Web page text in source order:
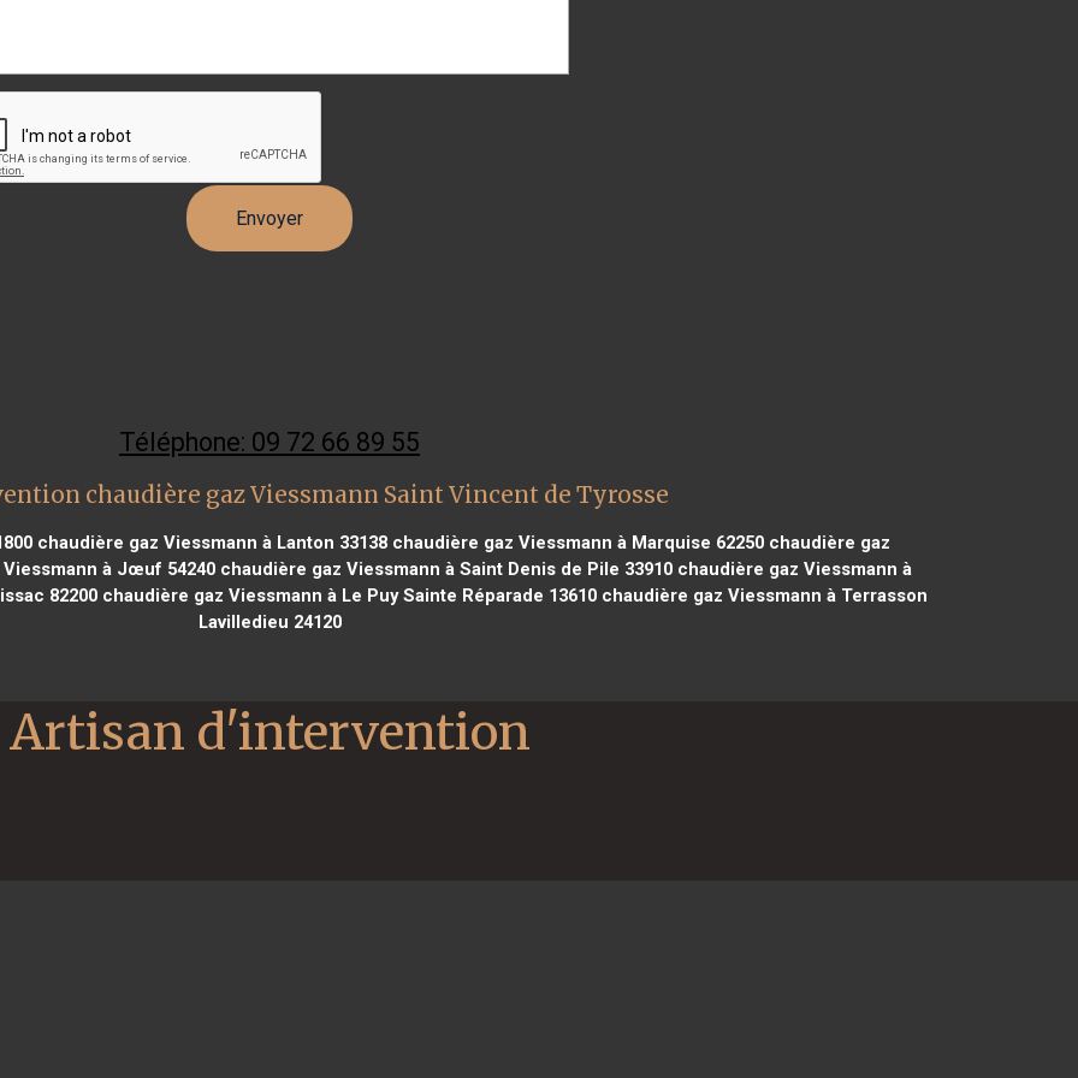
Téléphone: 09 72 66 89 55
chaudière gaz Viessmann Saint Vincent de Tyrosse
chaudière gaz Viessmann à Lanton 33138chaudière gaz Viessmann à Marquise 62250chaudière gaz
à Jœuf 54240chaudière gaz Viessmann à Saint Denis de Pile 33910chaudière gaz Viessmann à
82200 chaudière gaz Viessmann à Le Puy Sainte Réparade 13610 chaudière gaz Viessmann à Terrasson
Lavilledieu 24120
Artisan d'intervention